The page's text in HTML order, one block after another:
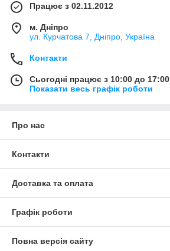
Працює з 02.11.2012
м. Дніпро
ул. Курчатова 7, Дніпро, Україна
Контакти
Сьогодні працює з 10:00 до 17:00
Показати весь графік роботи
Про нас
Контакти
Доставка та оплата
Графік роботи
Повна версія сайту